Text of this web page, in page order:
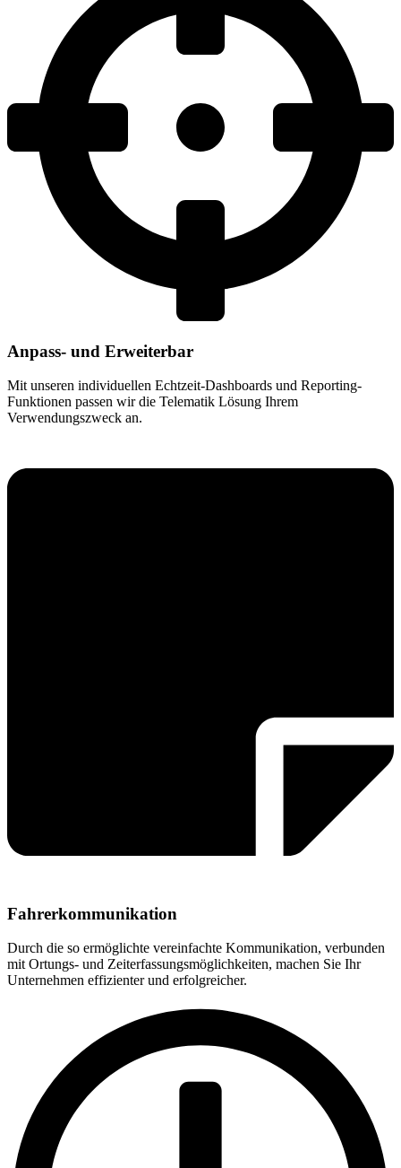
Anpass- und Erweiterbar
Mit unseren individuellen Echtzeit-Dashboards und Reporting-
Funktionen passen wir die Telematik Lösung Ihrem
Verwendungszweck an.
Fahrerkommunikation
Durch die so ermöglichte vereinfachte Kommunikation, verbunden
mit Ortungs- und Zeiterfassungsmöglichkeiten, machen Sie Ihr
Unternehmen effizienter und erfolgreicher.